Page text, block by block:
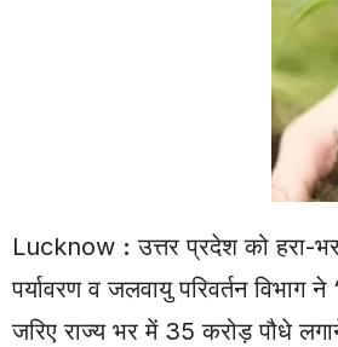
Lucknow : उत्तर प्रदेश को हरा-
पर्यावरण व जलवायु परिवर्तन
जरिए राज्य भर में 35 करोड़ पौधे